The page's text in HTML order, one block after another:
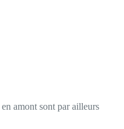
en amont sont par ailleurs